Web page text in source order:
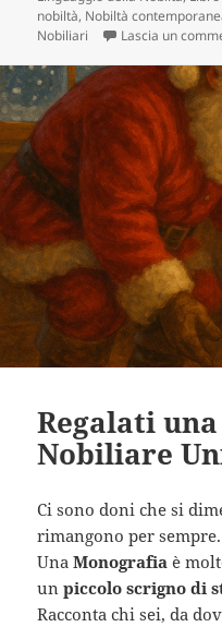
nobiltà, Nobiltà
Nobiliari
Lascia un
Regalati
Nobiliare
Ci sono doni che si
rimangono per sempre.
UnaMonografia è
unpiccolo scrigno di
Racconta chi sei, da